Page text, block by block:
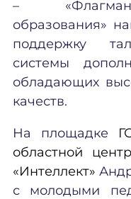
–
образования»
поддержку
системы
обладающих
качеств.
На площадке
областной
«Интеллект»
с молодыми